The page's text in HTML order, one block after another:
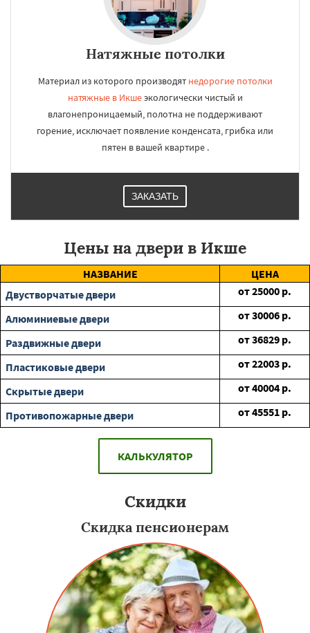
Натяжные потолки
Материал из которого производят недорогие потолки
натяжные в Икшеэкологически чистый и
влагонепроницаемый, полотна не поддерживают
горение, исключает появление конденсата, грибка или
пятен в вашей квартире .
ЗАКАЗАТЬ
Цены на двери в Икше
НАЗВАНИЕ
ЦЕНА
Двустворчатые двери
от25000 р.
Алюминиевые двери
от30006 р.
Раздвижные двери
от36829 р.
Пластиковые двери
от22003 р.
Скрытые двери
от40004 р.
Противопожарные двери
от45551 р.
КАЛЬКУЛЯТОР
Скидки
Скидка пенсионерам